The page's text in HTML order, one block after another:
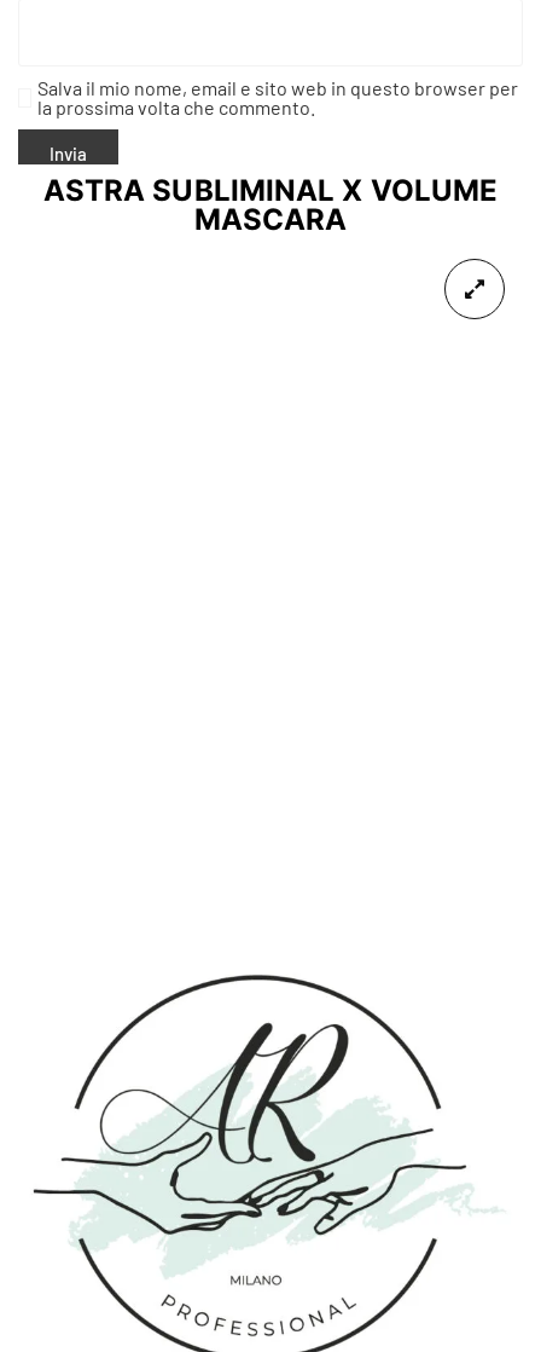
Salva il mio nome, email e sito web in questo browser per
la prossima volta che commento.
ASTRA SUBLIMINAL X VOLUME
MASCARA